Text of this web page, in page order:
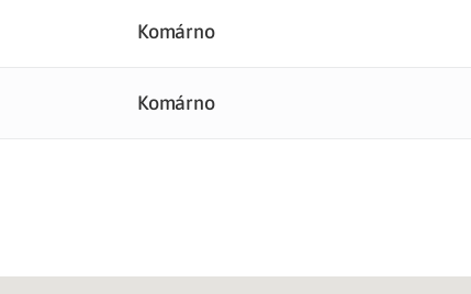
Komárno
Komárno